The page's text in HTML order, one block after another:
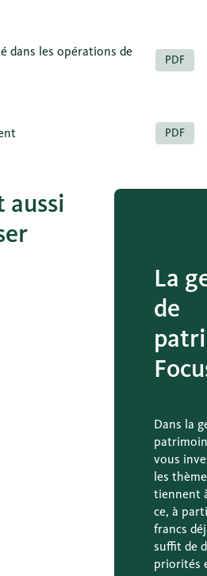
dans les opérations de
PDF
PDF
aussi
La
de
Dans la
vous
les
tiennent
ce, à
francs
suffit de
priorités